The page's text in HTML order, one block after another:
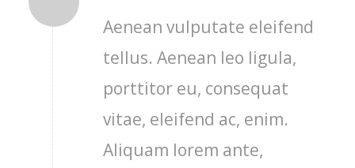
Aenean vulputate eleifend
tellus. Aenean leo ligula,
porttitor eu, consequat
vitae, eleifend ac, enim.
Aliquam lorem ante,